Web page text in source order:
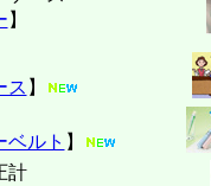
】
ス 】
ベルト 】
計